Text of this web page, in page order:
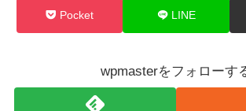
Pocket LINE
wpmasterをフォローす